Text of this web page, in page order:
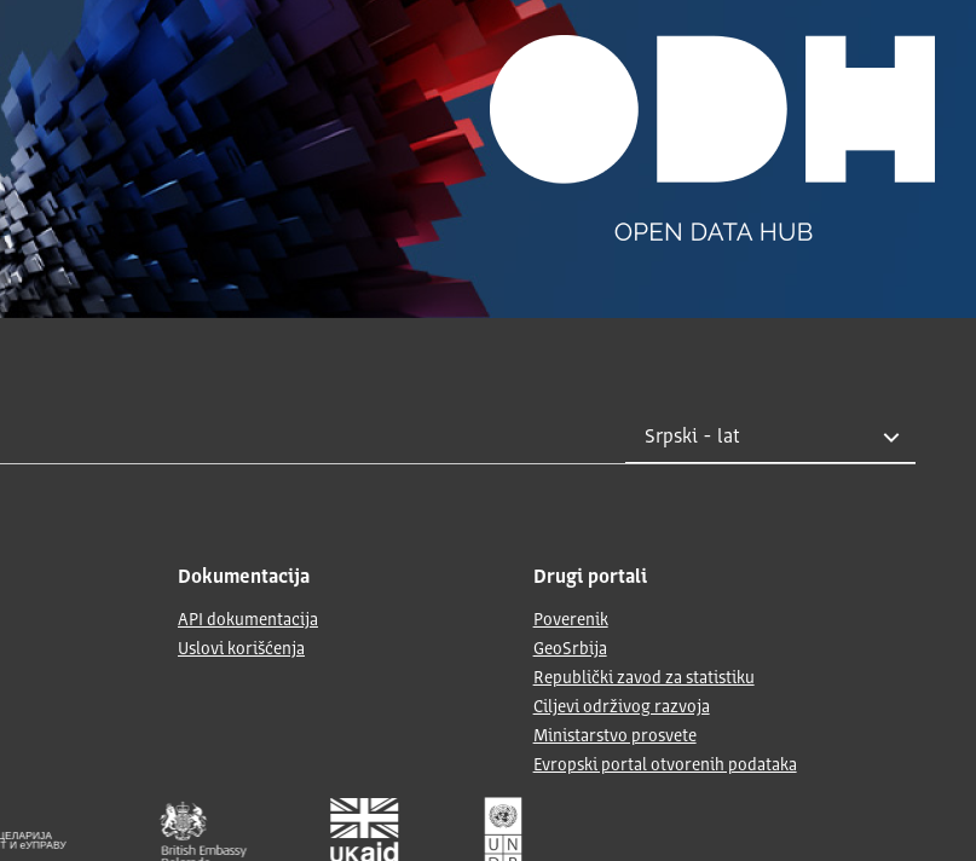
Dokumentacija
API dokumentacija
Uslovi korišćenja
Drugi portali
Poverenik
GeoSrbija
Republički zavod za statistiku
Ciljevi održivog razvoja
Ministarstvo prosvete
Evropski portal otvorenih podataka